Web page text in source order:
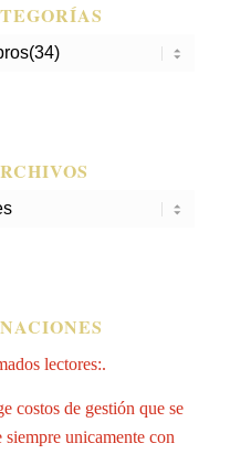
lectores:.
costos de gestión que se
siempre unicamente con